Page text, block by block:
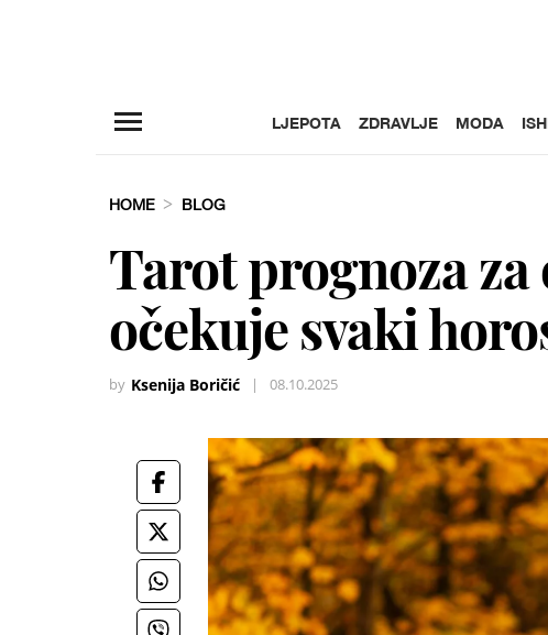
LJEPOTA ZDRAVLJE MODA
HOME BLOG
Tarot prognoza
očekuje svaki
by Ksenija Boričić | 08.10.2025